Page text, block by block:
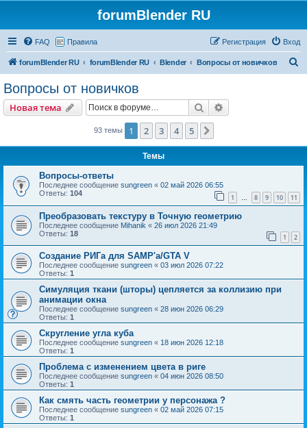
forumBlender RU
FAQ Правила Вход
Регистрация
forumBlender RU forumBlender RU Blender Вопросы от новичков
Вопросы от новичков
Новая тема Поиск
93 темы 1 2 3 4 5
Темы
Вопросы-ответы
Последнее сообщение sungreen « 02 май 2026 06:55
Ответы: 104 1 … 8 9 10 11
Преобразовать текстуру в Точную геометрию
Последнее сообщение Mihanik « 26 июл 2026 21:49
Ответы: 18 1 2
Создание РИГа для SAMP'a/GTA V
Последнее сообщение sungreen « 03 июл 2026 07:22
Ответы: 1
Симуляция ткани (шторы) цепляется за коллизию при
анимации окна
Последнее сообщение sungreen « 28 июн 2026 06:29
Ответы: 1
Скругление угла куба
Последнее сообщение sungreen « 18 июн 2026 12:18
Ответы: 1
Проблема с изменением цвета в риге
Последнее сообщение sungreen « 04 июн 2026 08:50
Ответы: 1
Как смять часть геометрии у персонажа ?
Последнее сообщение sungreen « 02 май 2026 07:15
Ответы: 1